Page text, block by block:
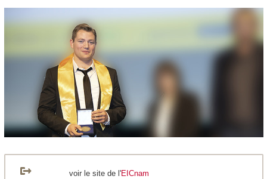
voir le site de l'EICnam